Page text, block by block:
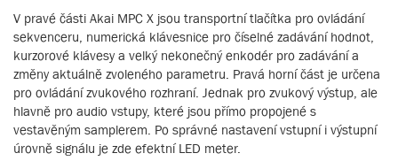
V pravé části Akai MPC X jsou transportní tlačítka pro ovládání
sekvenceru, numerická klávesnice pro číselné zadávání hodnot,
kurzorové klávesy a velký nekonečný enkodér pro zadávání a
změny aktuálně zvoleného parametru. Pravá horní část je určena
pro ovládání zvukového rozhraní. Jednak pro zvukový výstup, ale
hlavně pro audio vstupy, které jsou přímo propojené s
vestavěným samplerem. Po správné nastavení vstupní i výstupní
úrovně signálu je zde efektní LED meter.